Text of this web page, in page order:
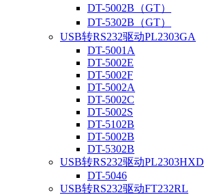
DT-5002B（GT）
DT-5302B（GT）
USB转RS232驱动PL2303GA
DT-5001A
DT-5002E
DT-5002F
DT-5002A
DT-5002C
DT-5002S
DT-5102B
DT-5002B
DT-5302B
USB转RS232驱动PL2303HXD
DT-5046
USB转RS232驱动FT232RL